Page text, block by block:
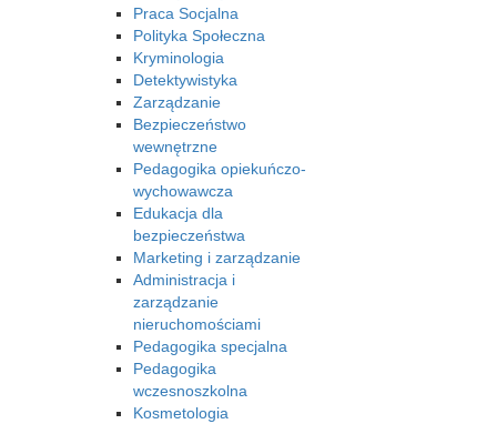
Praca Socjalna
Polityka Społeczna
Kryminologia
Detektywistyka
Zarządzanie
Bezpieczeństwo
wewnętrzne
Pedagogika opiekuńczo-
wychowawcza
Edukacja dla
bezpieczeństwa
Marketing i zarządzanie
Administracja i
zarządzanie
nieruchomościami
Pedagogika specjalna
Pedagogika
wczesnoszkolna
Kosmetologia